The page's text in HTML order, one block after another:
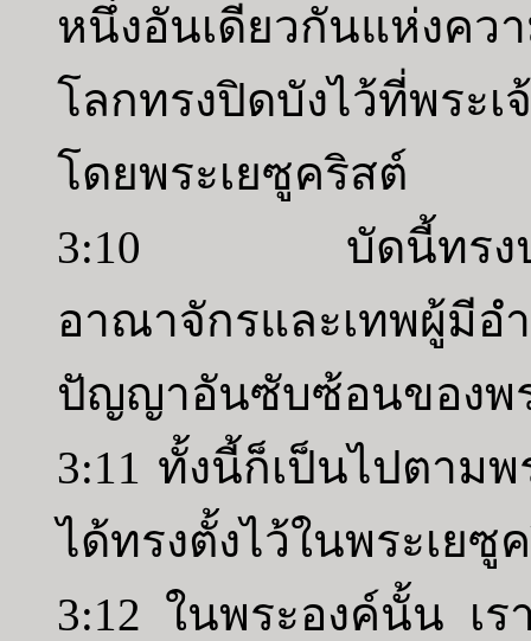
หนึ่งอันเดียวกันแห่งค
โลกทรงปิดบังไว้ที่พระ
โดยพระเยซูคริสต์
3:10 บัดนี้ทรงประ
อาณาจักรและเทพผู้มีอ
ปัญญาอันซับซ้อนของพ
3:11 ทั้งนี้ก็เป็นไปตาม
ได้ทรงตั้งไว้ในพระเยซู
3:12 ในพระองค์นั้น เ